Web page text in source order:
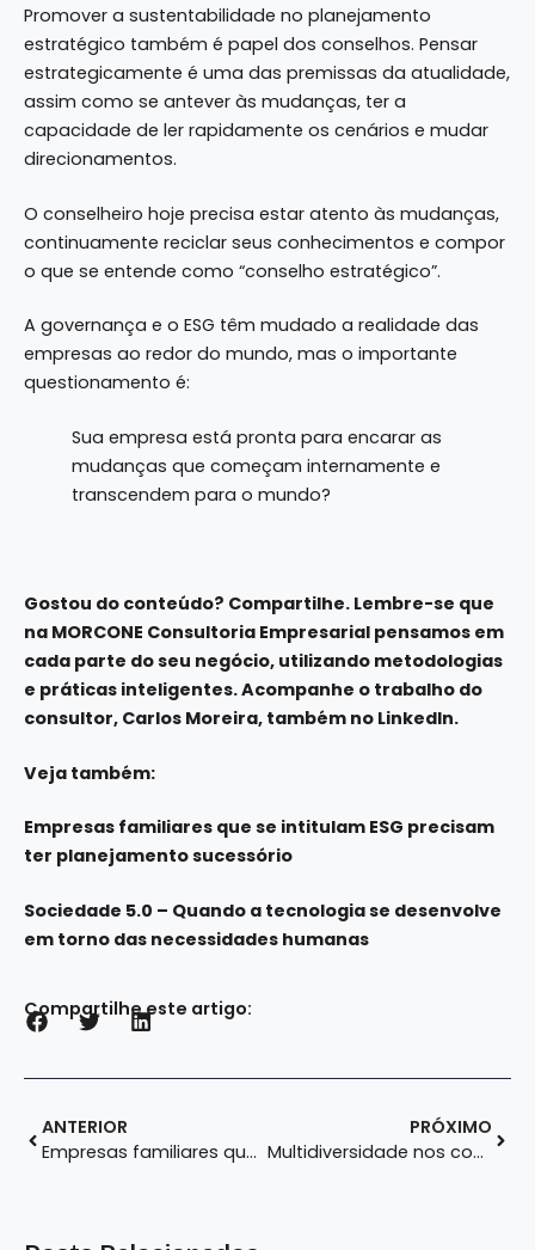
Promover a sustentabilidade no planejamento
estratégico também é papel dos conselhos. Pensar
estrategicamente é uma das premissas da atualidade,
assim como se antever às mudanças, ter a
capacidade de ler rapidamente os cenários e mudar
direcionamentos.
O conselheiro hoje precisa estar atento às mudanças,
continuamente reciclar seus conhecimentos e compor
o que se entende como “conselho estratégico”.
A governança e o ESG têm mudado a realidade das
empresas ao redor do mundo, mas o importante
questionamento é:
Sua empresa está pronta para encarar as
mudanças que começam internamente e
transcendem para o mundo?
Gostou do conteúdo? Compartilhe. Lembre-se que
na MORCONE Consultoria Empresarial pensamos em
cada parte do seu negócio, utilizando metodologias
e práticas inteligentes. Acompanhe o trabalho do
consultor, Carlos Moreira, também no LinkedIn.
Veja também:
Empresas familiares que se intitulam ESG precisam
ter planejamento sucessório
Sociedade 5.0 – Quando a tecnologia se desenvolve
em torno das necessidades humanas
Compartilhe este artigo:
ANTERIOR
Empresas familiares que se intitulam ESG precisam ter planejamento sucessório
PRÓXIMO
Multidiversidade nos conselhos – Entenda o que este conceito abrange